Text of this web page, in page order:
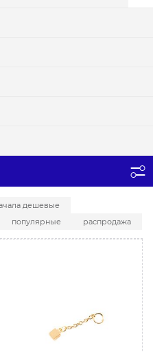
дешевые
популярные распродажа